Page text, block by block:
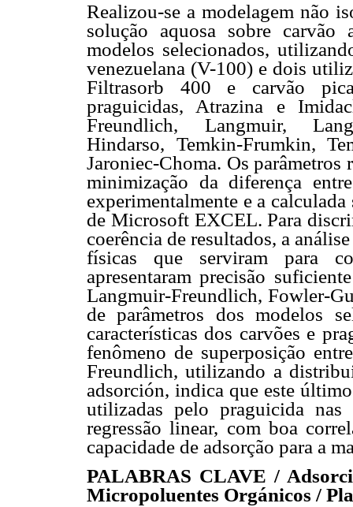
Realizou-se a modelagem não
solução aquosa sobre
modelos selecionados,
venezuelana (V-100) e dois
Filtrasorb 400 e carvão
praguicidas, Atrazina e
Freundlich, Langmuir,
Hindarso, Temkin-Frumkin,
Jaroniec-Choma. Os parâmetros
minimização da diferença
experimentalmente e a
de Microsoft EXCEL. Para
coerência de resultados, a
físicas que serviram para
apresentaram precisão
Langmuir-Freundlich, Fowler-
de parâmetros dos modelos
características dos carvões e
fenômeno de superposição
Freundlich, utilizando a
adsorción, indica que este
utilizadas pelo praguicida nas
regressão linear, com boa
capacidade de adsorção para a
PALABRAS CLAVE /
Micropoluentes Orgánicos /